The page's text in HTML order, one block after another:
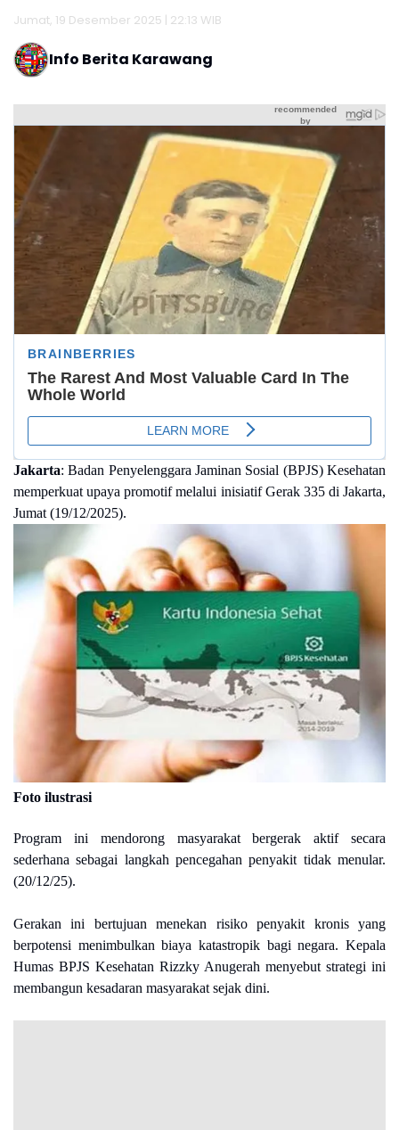
Jumat, 19 Desember 2025 | 22:13 WIB
Info Berita Karawang
Jakarta: Badan Penyelenggara Jaminan Sosial (BPJS) Kesehatan
memperkuat upaya promotif melalui inisiatif Gerak 335 di Jakarta,
Jumat (19/12/2025).
Foto ilustrasi
Program ini mendorong masyarakat bergerak aktif secara
sederhana sebagai langkah pencegahan penyakit tidak menular.
(20/12/25).
Gerakan ini bertujuan menekan risiko penyakit kronis yang
berpotensi menimbulkan biaya katastropik bagi negara. Kepala
Humas BPJS Kesehatan Rizzky Anugerah menyebut strategi ini
membangun kesadaran masyarakat sejak dini.